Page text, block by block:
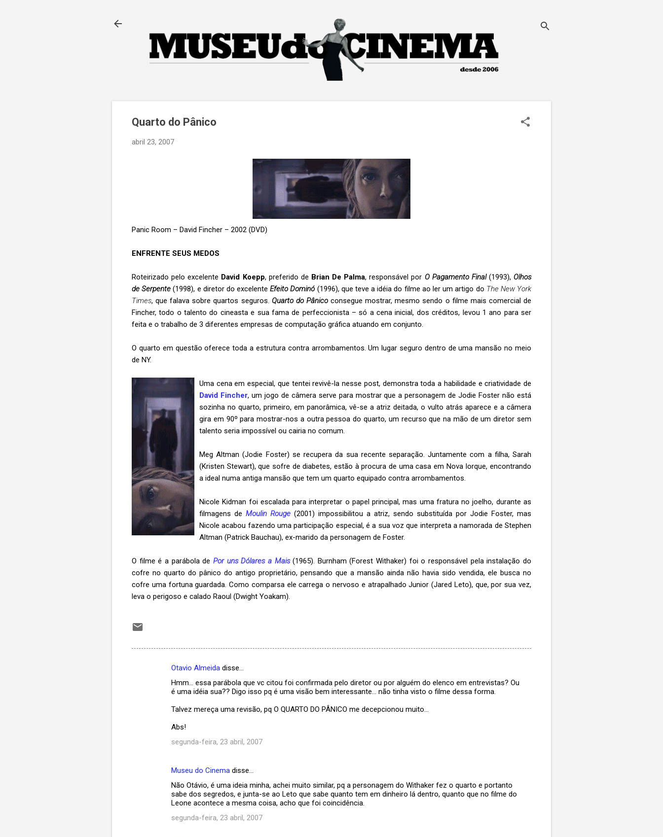
Quarto do Pânico
abril 23, 2007
Panic Room – David Fincher – 2002 (DVD)
ENFRENTE SEUS MEDOS
Roteirizado pelo excelente David Koepp, preferido de Brian De Palma, responsável por O Pagamento Final(1993), Olhos
de Serpente (1998), e diretor do excelenteEfeito Dominó (1996), que teve a idéia do filme ao ler um artigo do The New York
Times, que falava sobre quartos seguros. Quarto do Pânicoconsegue mostrar, mesmo sendo o filme mais comercial de
Fincher, todo o talento do cineasta e sua fama de perfeccionista – só a cena inicial, dos créditos, levou 1 ano para ser
feita e o trabalho de 3 diferentes empresas de computação gráfica atuando em conjunto.
O quarto em questão oferece toda a estrutura contra arrombamentos. Um lugar seguro dentro de uma mansão no meio
de NY.
Uma cena em especial, que tentei revivê-la nesse post, demonstra toda a habilidade e criatividade de
David Fincher, um jogo de câmera serve para mostrar que a personagem de Jodie Foster não está
sozinha no quarto, primeiro, em panorâmica, vê-se a atriz deitada, o vulto atrás aparece e a câmera
gira em 90º para mostrar-nos a outra pessoa do quarto, um recurso que na mão de um diretor sem
talento seria impossível ou cairia no comum.
Meg Altman (Jodie Foster) se recupera da sua recente separação. Juntamente com a filha, Sarah
(Kristen Stewart), que sofre de diabetes, estão à procura de uma casa em Nova Iorque, encontrando
a ideal numa antiga mansão que tem um quarto equipado contra arrombamentos.
Nicole Kidman foi escalada para interpretar o papel principal, mas uma fratura no joelho, durante as
filmagens de Moulin Rouge (2001) impossibilitou a atriz, sendo substituída por Jodie Foster, mas
Nicole acabou fazendo uma participação especial, é a sua voz que interpreta a namorada de Stephen
Altman (Patrick Bauchau), ex-marido da personagem de Foster.
O filme é a parábola de Por uns Dólares a Mais(1965). Burnham (Forest Withaker) foi o responsável pela instalação do
cofre no quarto do pânico do antigo proprietário, pensando que a mansão ainda não havia sido vendida, ele busca no
cofre uma fortuna guardada. Como comparsa ele carrega o nervoso e atrapalhado Junior (Jared Leto), que, por sua vez,
leva o perigoso e calado Raoul (Dwight Yoakam).
Otavio Almeida disse…
Hmm... essa parábola que vc citou foi confirmada pelo diretor ou por alguém do elenco em entrevistas? Ou
é uma idéia sua?? Digo isso pq é uma visão bem interessante... não tinha visto o filme dessa forma.
Talvez mereça uma revisão, pq O QUARTO DO PÂNICO me decepcionou muito...
Abs!
segunda-feira, 23 abril, 2007
Museu do Cinema disse…
Não Otávio, é uma ideia minha, achei muito similar, pq a personagem do Withaker fez o quarto e portanto
sabe dos segredos, e junta-se ao Leto que sabe quanto tem em dinheiro lá dentro, quanto que no filme do
Leone acontece a mesma coisa, acho que foi coincidência.
segunda-feira, 23 abril, 2007